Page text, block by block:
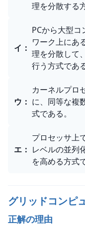
理を分散する
イ ：
PCから大型コ
ワーク上にあ
理を分散して
行う方式である
ウ ：
カーネルプロ
に、同等な複
式である。
エ ：
プロセッサ上
レベルの並列
を高める方式
グリッドコンピ
正解の理由